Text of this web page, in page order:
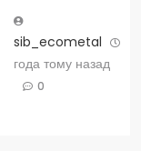
sib_ecometal
года тому назад
0